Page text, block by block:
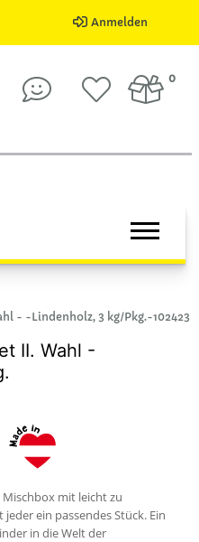
Anmelden
0
- -Lindenholz, 3 kg/Pkg.-102423
II. Wahl -
mit leicht zu
ein passendes Stück. Ein
in die Welt der